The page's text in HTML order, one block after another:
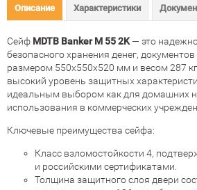
Описание Характеристики
Сейф MDTB Banker M 55 2K— это
безопасного хранения денег,
размером 550x550x520 мм и весом 287
высокий уровень защитных
идеальным выбором как для домашних
использования в коммерческих
Ключевые преимущества сейфа:
Класс взломостойкости 4,
и российскими сертификатами.
Толщина защитного слоя двери